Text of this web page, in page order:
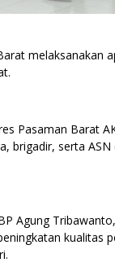
melaksanakan
Pasaman Barat
brigadir, serta ASN
Agung
kualitas